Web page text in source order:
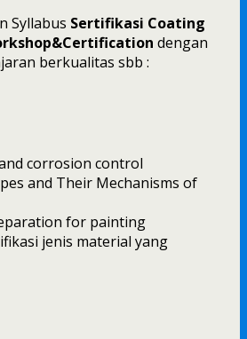
Syllabus Sertifikasi Coating
dengan
berkualitas sbb :
corrosion control
and Their Mechanisms of
for painting
jenis material yang